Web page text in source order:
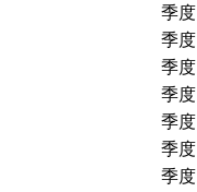
季度
季度
季度
季度
季度
季度
季度